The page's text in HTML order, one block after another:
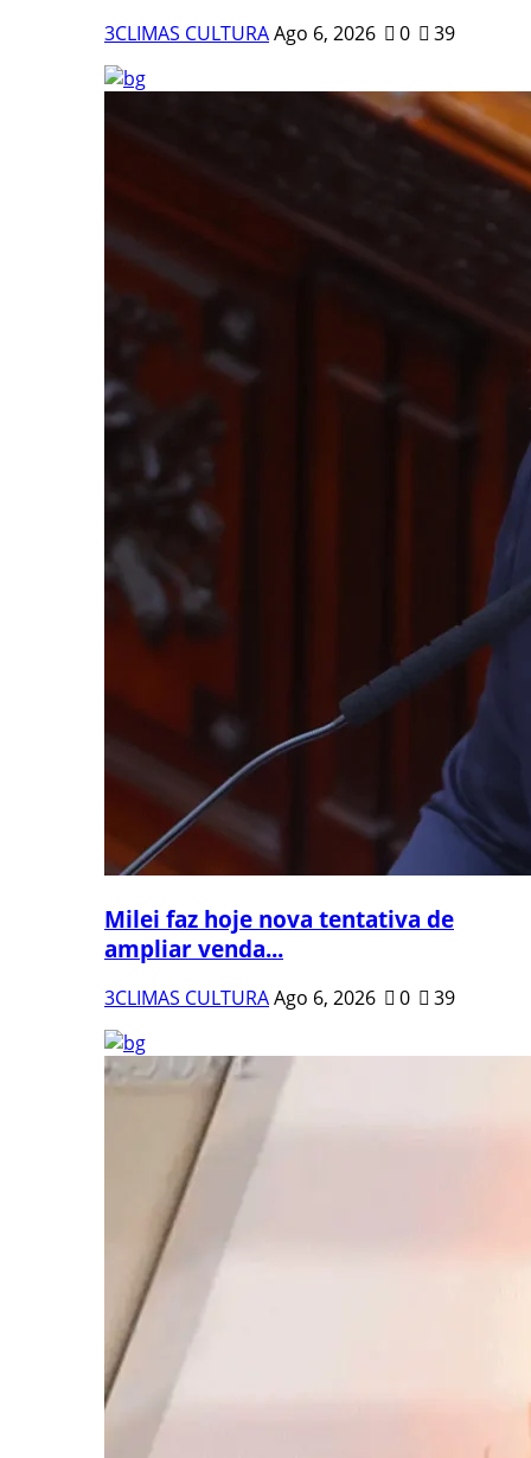
3CLIMAS CULTURAAgo 6, 2026 0 39
Milei faz hoje nova tentativa de
ampliar venda...
3CLIMAS CULTURAAgo 6, 2026 0 39